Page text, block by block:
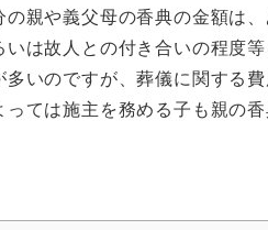
親や義父母の香典の金額は
は故人との付き合いの程度
いのですが、葬儀に関する
ては施主を務める子も親の香